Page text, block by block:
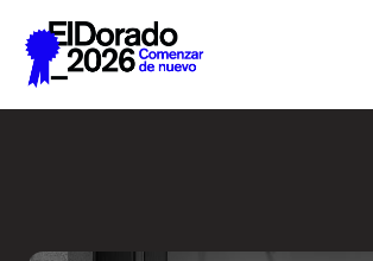
Saltar al contenido principal